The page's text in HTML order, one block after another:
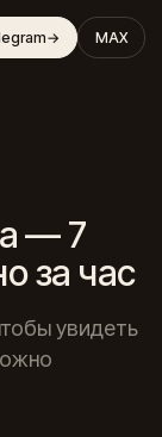
→ MAX
— 7
за час
увидеть